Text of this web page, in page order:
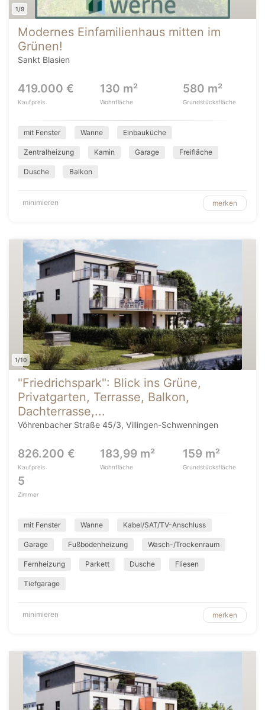
1/9
Modernes Einfamilienhaus mitten im
Grünen!
Sankt Blasien
419.000 €
Kaufpreis
130 m²
Wohnfläche
580 m²
Grundstücksfläche
mit Fenster Wanne Einbauküche
Zentralheizung Kamin Garage Freifläche
Dusche Balkon
minimieren merken
1/10
"Friedrichspark": Blick ins Grüne,
Privatgarten, Terrasse, Balkon,
Dachterrasse,...
Vöhrenbacher Straße 45/3, Villingen-Schwenningen
826.200 €
Kaufpreis
183,99 m²
Wohnfläche
159 m²
Grundstücksfläche
5
Zimmer
mit Fenster Wanne Kabel/SAT/TV-Anschluss
Garage Fußbodenheizung Wasch-/Trockenraum
Fernheizung Parkett Dusche Fliesen
Tiefgarage
minimieren merken